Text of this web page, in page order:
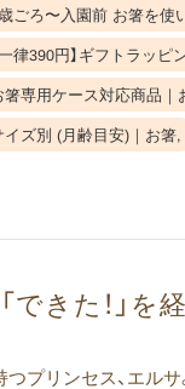
ごろ〜入園前 お箸を使
一律390円】ギフトラッ
箸専用ケース対応商品｜
イズ別 (月齢目安)｜お箸,
きた！」を​
プリンセス、エルサ